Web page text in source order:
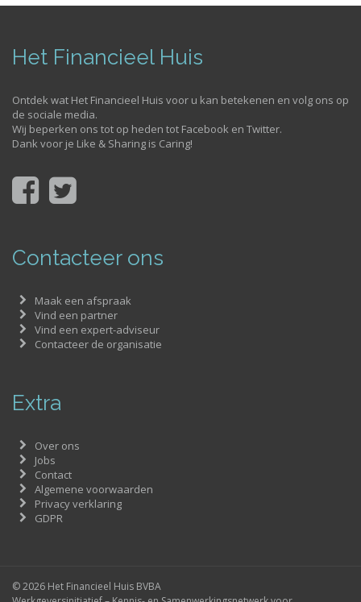
Het Financieel Huis
Ontdek wat Het Financieel Huis voor u kan betekenen en volg ons op
de sociale media.
Wij beperken ons tot op heden tot Facebook en Twitter.
Dank voor je Like & Sharing is Caring!
Contacteer ons
Maak een afspraak
Vind een partner
Vind een expert-adviseur
Contacteer de organisatie
Extra
Over ons
Jobs
Contact
Algemene voorwaarden
Privacy verklaring
GDPR
© 2026 Het Financieel Huis BVBA